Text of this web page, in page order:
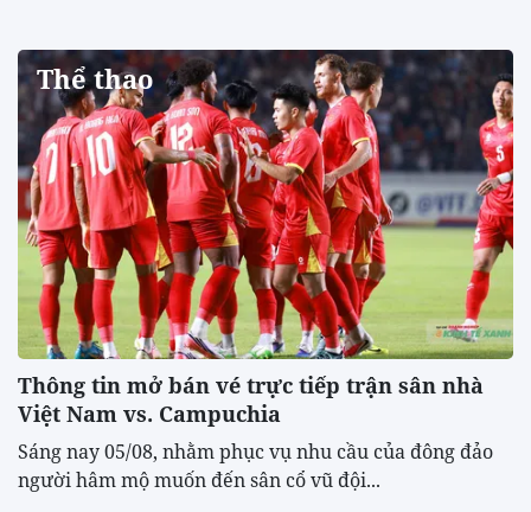
Thể thao
Thông tin mở bán vé trực tiếp trận sân nhà
Việt Nam vs. Campuchia
Sáng nay 05/08, nhằm phục vụ nhu cầu của đông đảo
người hâm mộ muốn đến sân cổ vũ đội...